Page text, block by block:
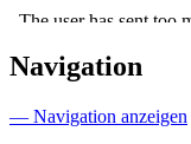
Navigation
— Navigation anzeigen